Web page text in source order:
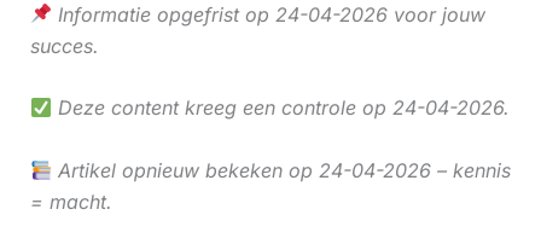
Informatie opgefrist op 24-04-2026 voor jouw
succes.
Deze content kreeg een controle op 24-04-2026.
Artikel opnieuw bekeken op 24-04-2026 – kennis
= macht.